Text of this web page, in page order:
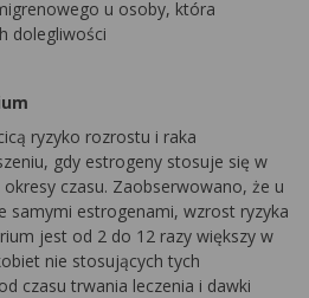
u osoby, która
dolegliwości
ryzyko rozrostu i raka
gdy estrogeny stosuje się w
czasu. Zaobserwowano, że u
samymi estrogenami, wzrost ryzyka
jest od 2 do 12 razy większy w
nie stosujących tych
czasu trwania leczenia i dawki